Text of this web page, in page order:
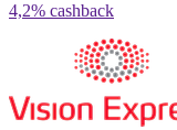
4,2% cashback